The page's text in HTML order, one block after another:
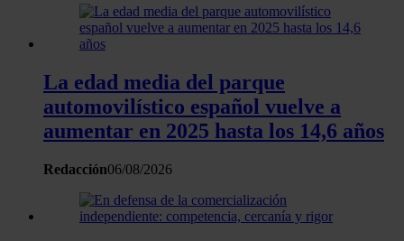
La edad media del parque
automovilístico español vuelve a
aumentar en 2025 hasta los 14,6 años
Redacción06/08/2026